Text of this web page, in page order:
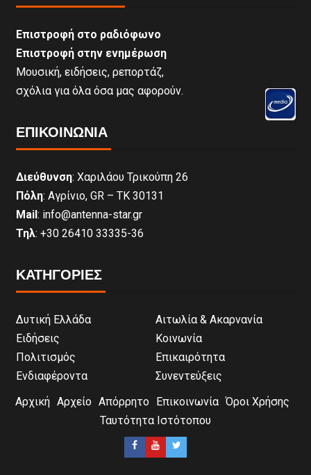
Επιστροφή στο ραδιόφωνο
Επιστροφή στην ενημέρωση
Μουσική, ειδήσεις, ρεπορτάζ,
σχόλια για όλα όσα μας αφορούν.
ΕΠΙΚΟΙΝΩΝΊΑ
Διεύθυνση: Χαριλάου Τρικούπη 26
Πόλη: Αγρίνιο, GR – ΤΚ 30131
Mail: info@antenna-star.gr
Τηλ: +30 26410 33335-36
ΚΑΤΗΓΟΡΙΕΣ
Δυτική Ελλάδα
Αιτωλία & Ακαρνανία
Ειδήσεις
Κοινωνία
Πολιτισμός
Επικαιρότητα
Ενδιαφέροντα
Συνεντεύξεις
Αρχική Αρχείο Απόρρητο Επικοινωνία Όροι Χρήσης
Ταυτότητα Ιστότοπου